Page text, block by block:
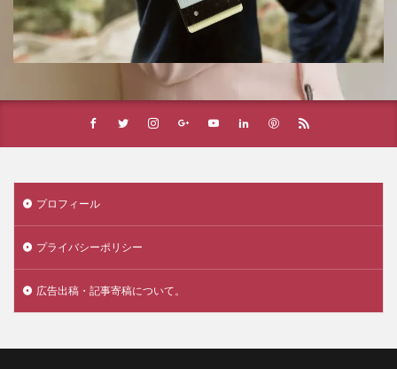
プロフィール
プライバシーポリシー
広告出稿・記事寄稿について。